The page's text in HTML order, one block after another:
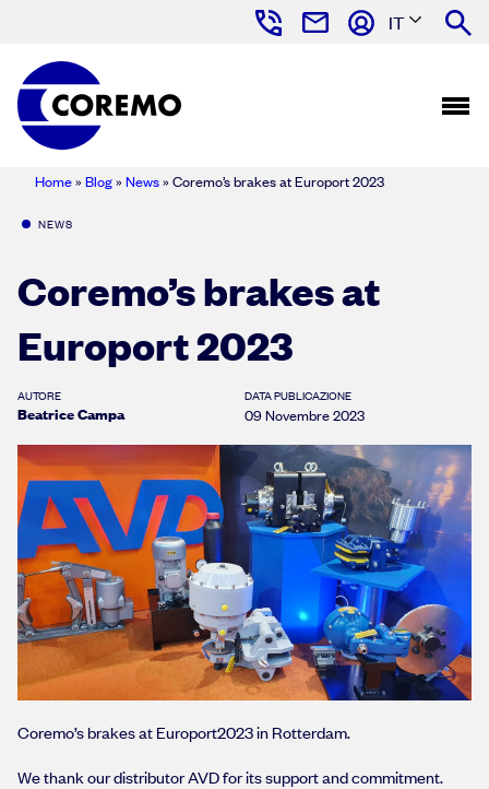
IT
Home» Blog» News» Coremo’s brakes at Europort 2023
NEWS
Coremo’s brakes at
Europort 2023
AUTORE
Beatrice Campa
DATA PUBLICAZIONE
09 Novembre 2023
Coremo’s brakes at Europort2023 in Rotterdam.
We thank our distributor AVD for its support and commitment.